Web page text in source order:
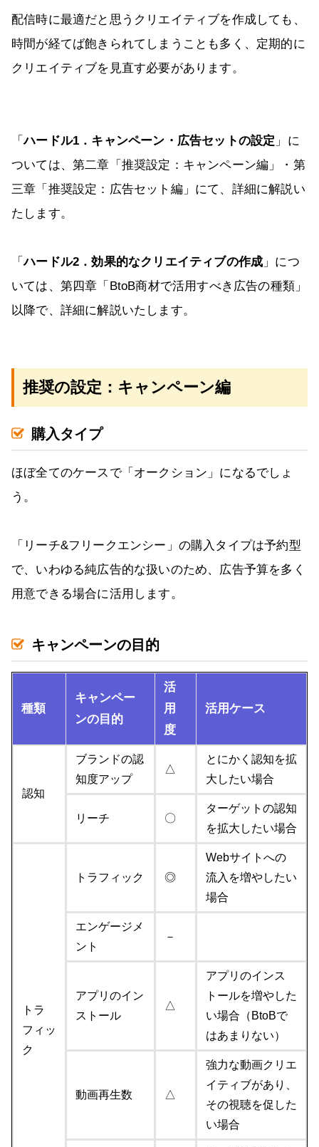
配信時に最適だと思うクリエイティブを作成しても、
時間が経てば飽きられてしまうことも多く、定期的に
クリエイティブを見直す必要があります。
「ハードル1．キャンペーン・広告セットの設定 」に
ついては、第二章「推奨設定：キャンペーン編」・第
三章「推奨設定：広告セット編」にて、詳細に解説い
たします。
「ハードル2．効果的なクリエイティブの作成 」につ
いては、第四章「BtoB商材で活用すべき広告の種類」
以降で、詳細に解説いたします。
推奨の設定：キャンペーン編
購入タイプ
ほぼ全てのケースで「オークション」になるでしょ
う。
「リーチ&フリークエンシー」の購入タイプは予約型
で、いわゆる純広告的な扱いのため、広告予算を多く
用意できる場合に活用します。
キャンペーンの目的
種類
キャンペー
ンの目的
活
用
度
活用ケース
認知
ブランドの認
知度アップ
△
とにかく認知を拡
大したい場合
リーチ 〇
ターゲットの認知
を拡大したい場合
トラ
フィッ
ク
トラフィック ◎
Webサイトへの
流入を増やしたい
場合
エンゲージメ
ント
－
アプリのイン
ストール
△
アプリのインス
トールを増やした
い場合（BtoBで
はあまりない）
動画再生数 △
強力な動画クリエ
イティブがあり、
その視聴を促した
い場合